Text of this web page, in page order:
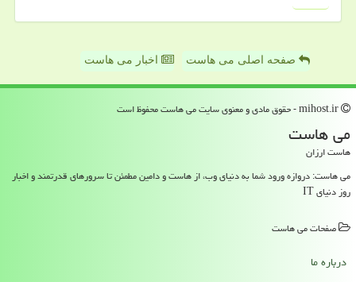
صفحه اصلی می هاست اخبار می هاست
می هاست
هاست ارزان
می هاست: دروازه ورود شما به دنیای وب، از هاست و دامین مطمئن تا سرورهای قدرتمند و اخبار
روز دنیای IT
صفحات می هاست
درباره ما